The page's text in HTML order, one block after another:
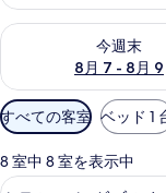
今週末
8月 7 - 8月 9
今週末 8月 7 - 8月 9
利
用
可
能
すべての客室 ベッド 1
8 室中 8 室を表示中
ク